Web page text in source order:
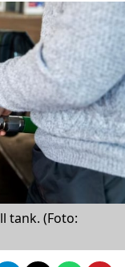
tank. (Foto: